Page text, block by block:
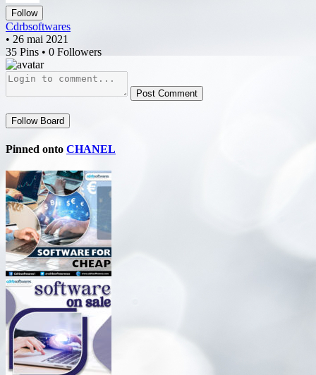
Follow
Cdrbsoftwares
• 26 mai 2021
35 Pins • 0 Followers
Post Comment
Follow Board
Pinned onto CHANEL